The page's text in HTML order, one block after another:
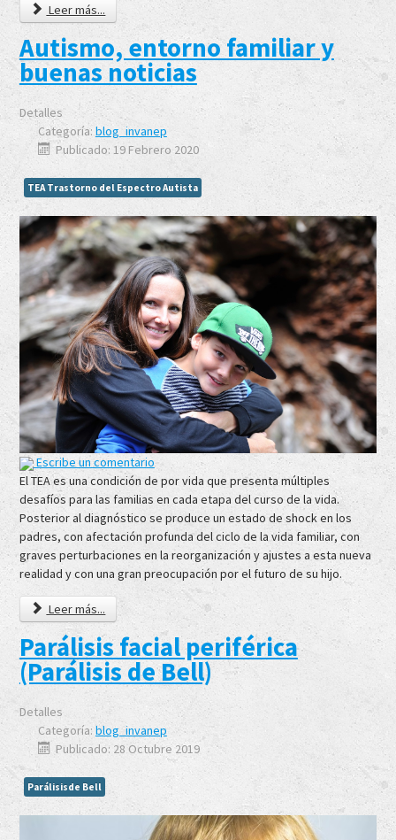
Leer más...
Autismo, entorno familiar y
buenas noticias
Detalles
Categoría: blog_invanep
Publicado: 19 Febrero 2020
TEA Trastorno del Espectro Autista
Escribe un comentario
El TEA es una condición de por vida que presenta múltiples
desafíos para las familias en cada etapa del curso de la vida.
Posterior al diagnóstico se produce un estado de shock en los
padres, con afectación profunda del ciclo de la vida familiar, con
graves perturbaciones en la reorganización y ajustes a esta nueva
realidad y con una gran preocupación por el futuro de su hijo.
Leer más...
Parálisis facial periférica
(Parálisis de Bell)
Detalles
Categoría: blog_invanep
Publicado: 28 Octubre 2019
Parálisisde Bell